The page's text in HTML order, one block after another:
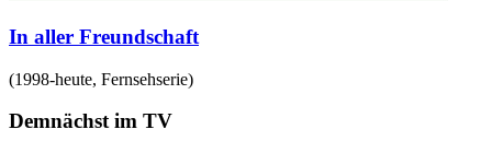
In aller Freundschaft
(1998-heute, Fernsehserie)
Demnächst im TV